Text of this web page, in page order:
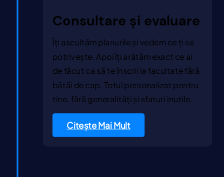
Consultare și evaluare
Îți ascultăm planurile și vedem ce ți se
potrivește. Apoi îți arătăm exact ce ai
de făcut ca să te înscrii la facultate fără
bătăi de cap. Totul personalizat pentru
tine, fără generalități și sfaturi inutile.
Citește Mai Mult